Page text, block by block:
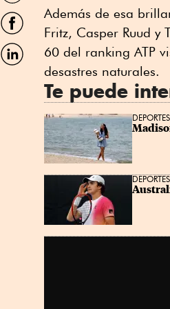
Twitter
Compartir
por
Facebook
Compartir
por
Además de esa
Fritz, Casper Ruud y
60 del ranking ATP
desastres naturales.
Te puede
DEPORTES
DEPORTES